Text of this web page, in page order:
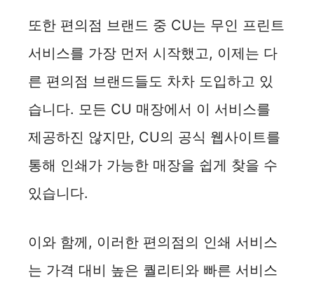
또한 편의점 브랜드 중 CU는 무인 프린트
서비스를 가장 먼저 시작했고, 이제는 다
른 편의점 브랜드들도 차차 도입하고 있
습니다. 모든 CU 매장에서 이 서비스를
제공하진 않지만, CU의 공식 웹사이트를
통해 인쇄가 가능한 매장을 쉽게 찾을 수
있습니다.
이와 함께, 이러한 편의점의 인쇄 서비스
는 가격 대비 높은 퀄리티와 빠른 서비스